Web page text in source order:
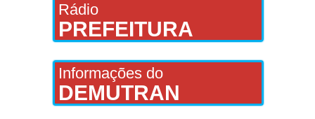
Rádio
PREFEITURA
Informações do
DEMUTRAN